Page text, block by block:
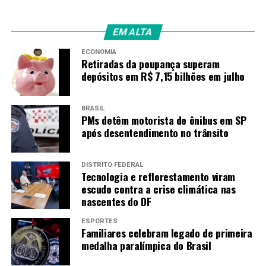
EM ALTA
ECONOMIA
Retiradas da poupança superam
depósitos em R$ 7,15 bilhões em julho
BRASIL
PMs detêm motorista de ônibus em SP
após desentendimento no trânsito
DISTRITO FEDERAL
Tecnologia e reflorestamento viram
escudo contra a crise climática nas
nascentes do DF
ESPORTES
Familiares celebram legado de primeira
medalha paralímpica do Brasil